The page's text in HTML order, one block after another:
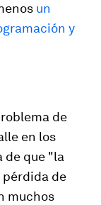
un
y
de
en los
de que "la
pérdida de
muchos